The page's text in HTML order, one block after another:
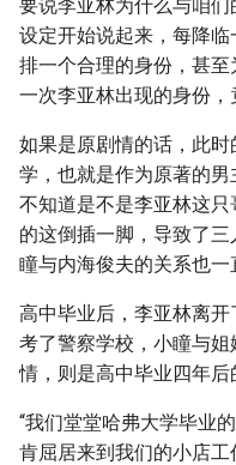
要说李亚林为什么与咱
设定开始说起来，每降
排一个合理的身份，甚
一次李亚林出现的身份，
如果是原剧情的话，此
学，也就是作为原著的
不知道是不是李亚林这
的这倒插一脚，导致了
瞳与内海俊夫的关系也一
高中毕业后，李亚林离
考了警察学校，小瞳与
情，则是高中毕业四年后
“我们堂堂哈弗大学毕业
肯屈居来到我们的小店